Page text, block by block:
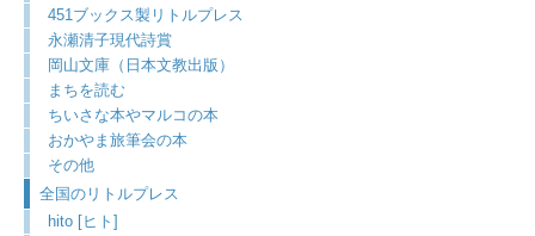
451ブックス製リトルプレス
永瀬清子現代詩賞
岡山文庫（日本文教出版）
まちを読む
ちいさな本やマルコの本
おかやま旅筆会の本
その他
全国のリトルプレス
hito [ヒト]